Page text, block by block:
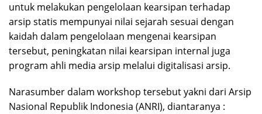
untuk melakukan pengelolaan kearsipan terhadap
arsip statis mempunyai nilai sejarah sesuai dengan
kaidah dalam pengelolaan mengenai kearsipan
tersebut, peningkatan nilai kearsipan internal juga
program ahli media arsip melalui digitalisasi arsip.
Narasumber dalam workshop tersebut yakni dari Arsip
Nasional Republik Indonesia (ANRI), diantaranya :